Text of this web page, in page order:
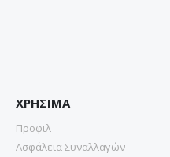
ΧΡΗΣΙΜΑ
Προφιλ
Ασφάλεια Συναλλαγών